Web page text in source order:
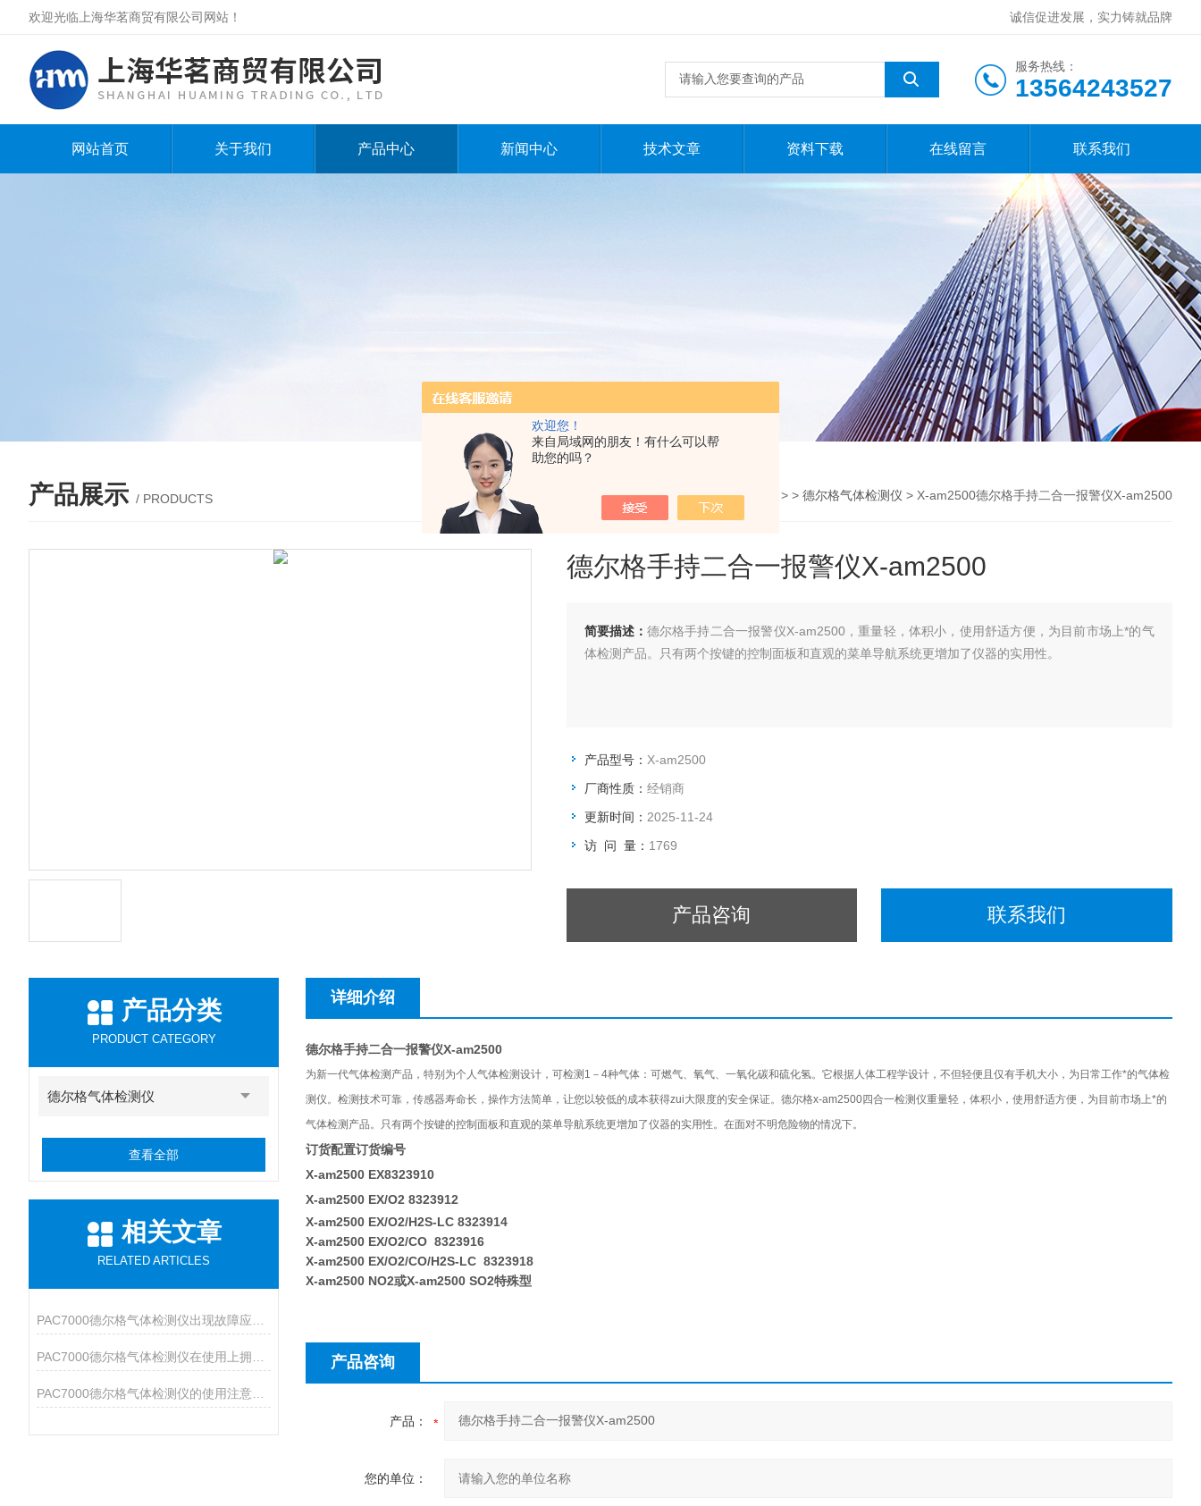
欢迎您！
来自局域网的朋友！有什么可以帮
助您的吗？
欢迎光临上海华茗商贸有限公司网站！ 诚信促进发展，实力铸就品牌
服务热线：
13564243527
网站首页 关于我们 产品中心 新闻中心 技术文章 资料下载 在线留言 联系我们
产品展示 / PRODUCTS 您的位置：网站首页>产品展示 > > 德尔格气体检测仪 > X-am2500德尔格手持二合一报警仪X-am2500
德尔格手持二合一报警仪X-am2500
简要描述： 德尔格手持二合一报警仪X-am2500，重量轻，体积小，使用舒适方便，为目前市场上*的气
体检测产品。只有两个按键的控制面板和直观的菜单导航系统更增加了仪器的实用性。
产品型号： X-am2500
厂商性质： 经销商
更新时间： 2025-11-24
访 问 量： 1769
产品咨询 联系我们
产品分类
PRODUCT CATEGORY
德尔格气体检测仪
查看全部
相关文章
RELATED ARTICLES
详细介绍
德尔格手持二合一报警仪X-am2500
为新一代气体检测产品，特别为个人气体检测设计，可检测1－4种气体：可燃气、氧气、一氧化碳和硫化氢。它根据人体工程学设计，不但轻便且仅有手机大小，为日常工作*的气体检
测仪。检测技术可靠，传感器寿命长，操作方法简单，让您以较低的成本获得zui大限度的安全保证。 德尔格x-am2500四合一检测仪重量轻，体积小，使用舒适方便，为目前市场上*的
气体检测产品。只有两个按键的控制面板和直观的菜单导航系统更增加了仪器的实用性。在面对不明危险物的情况下。
订货配置订货编号
X-am2500 EX8323910
X-am2500 EX/O2 8323912
X-am2500 EX/O2/H2S-LC 8323914
X-am2500 EX/O2/CO 8323916
X-am2500 EX/O2/CO/H2S-LC 8323918
X-am2500 NO2或X-am2500 SO2特殊型
产品咨询
产品：
您的单位：